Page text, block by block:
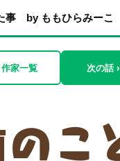
事 by ももひらみーこ
作家一覧 次の話 ›